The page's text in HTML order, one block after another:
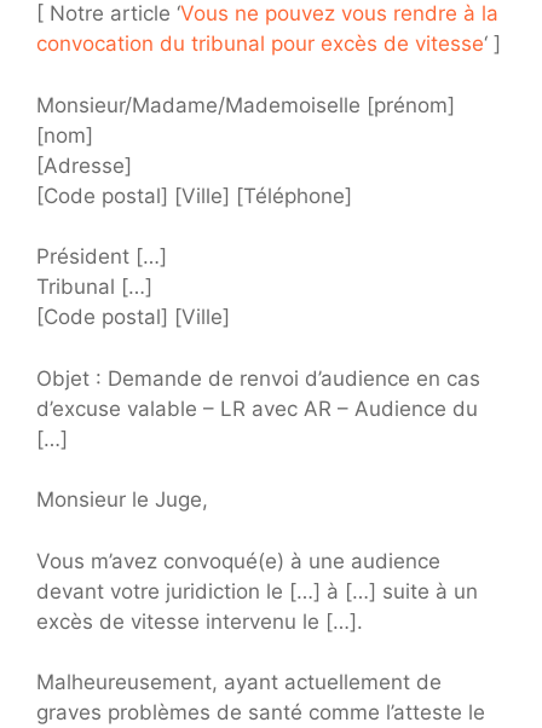
[ Notre article ‘Vous ne pouvez vous rendre à la
convocation du tribunal pour excès de vitesse‘ ]
Monsieur/Madame/Mademoiselle [prénom]
[nom]
[Adresse]
[Code postal] [Ville] [Téléphone]
Président […]
Tribunal […]
[Code postal] [Ville]
Objet : Demande de renvoi d’audience en cas
d’excuse valable – LR avec AR – Audience du
[…]
Monsieur le Juge,
Vous m’avez convoqué(e) à une audience
devant votre juridiction le […] à […] suite à un
excès de vitesse intervenu le […].
Malheureusement, ayant actuellement de
graves problèmes de santé comme l’atteste le